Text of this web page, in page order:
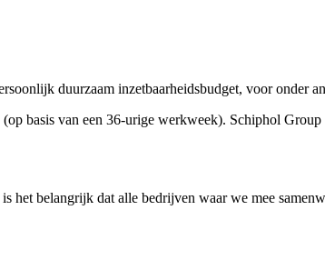
duurzaam inzetbaarheidsbudget, voor onder
basis van een 36-urige werkweek). Schiphol
het belangrijk dat alle bedrijven waar we mee